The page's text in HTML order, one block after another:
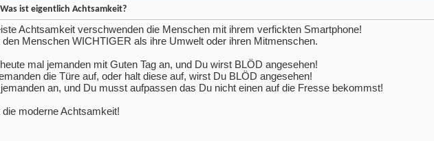
ist eigentlich Achtsamkeit?
Achtsamkeit verschwenden die Menschen mit ihrem verfickten Smartphone!
den Menschen WICHTIGER als ihre Umwelt oder ihren Mitmenschen.
mal jemanden mit Guten Tag an, und Du wirst BLÖD angesehen!
die Türe auf, oder halt diese auf, wirst Du BLÖD angesehen!
an, und Du musst aufpassen das Du nicht einen auf die Fresse bekommst!
die moderne Achtsamkeit!